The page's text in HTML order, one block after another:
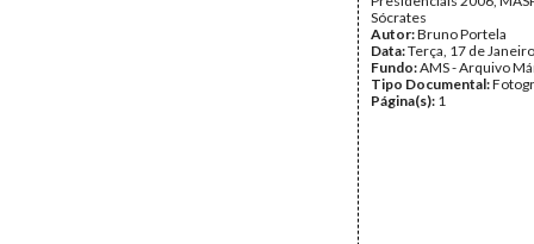
Sócrates
Autor:Bruno Portela
Data:Terça, 17 de
Fundo:AMS - Arquivo
Tipo Documental:
Página(s): 1